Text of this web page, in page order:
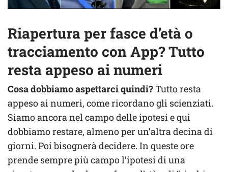
Riapertura per fasce d’età o
tracciamento con App? Tutto
resta appeso ai numeri
Cosa dobbiamo aspettarci quindi?Tutto resta
appeso ai numeri, come ricordano gli scienziati.
Siamo ancora nel campo delle ipotesi e qui
dobbiamo restare, almeno per un’altra decina di
giorni. Poi bisognerà decidere. In queste ore
prende sempre più campo l’ipotesi di una